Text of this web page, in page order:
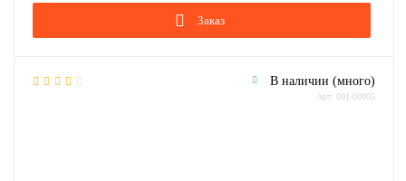
Заказ
В наличии (много)
Арт: 001-00005